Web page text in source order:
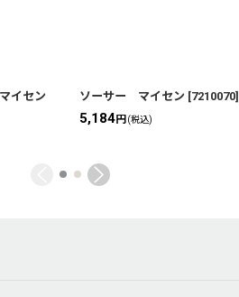
イセン
ソーサー マイセン [7210070]
5,184円(税込)